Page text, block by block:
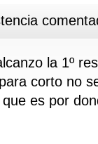
la 1º
corto no
es por